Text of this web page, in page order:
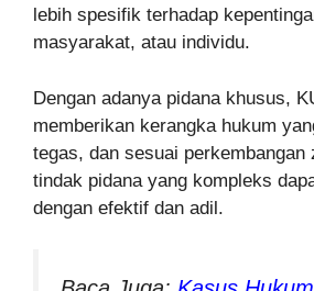
lebih spesifik terhadap
masyarakat, atau individu.
Dengan adanya pidana khusus,
memberikan kerangka hukum
tegas, dan sesuai perkembangan
tindak pidana yang kompleks
dengan efektif dan adil.